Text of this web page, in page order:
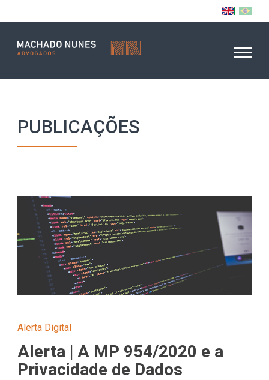
PUBLICAÇÕES
Alerta Digital
Alerta | A MP 954/2020 e a
Privacidade de Dados